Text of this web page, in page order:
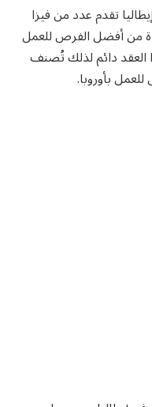
إيطاليا تقدم عدد من فيزا
من أفضل الفرص للعمل
العقد دائم لذلك تُصنف
بأوروبا.